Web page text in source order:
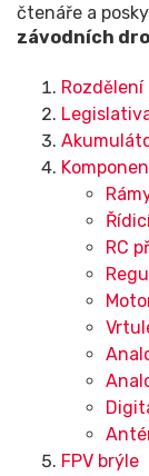
čtenáře a
závodních
Rozdělení
RC
FPV brýle